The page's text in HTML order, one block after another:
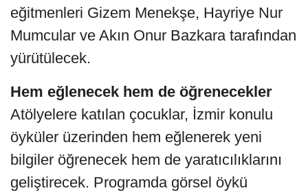
eğitmenleri Gizem Menekşe, Hayriye Nur
Mumcular ve Akın Onur Bazkara tarafından
yürütülecek.
Hem eğlenecek hem de öğrenecekler
Atölyelere katılan çocuklar, İzmir konulu
öyküler üzerinden hem eğlenerek yeni
bilgiler öğrenecek hem de yaratıcılıklarını
geliştirecek. Programda görsel öykü